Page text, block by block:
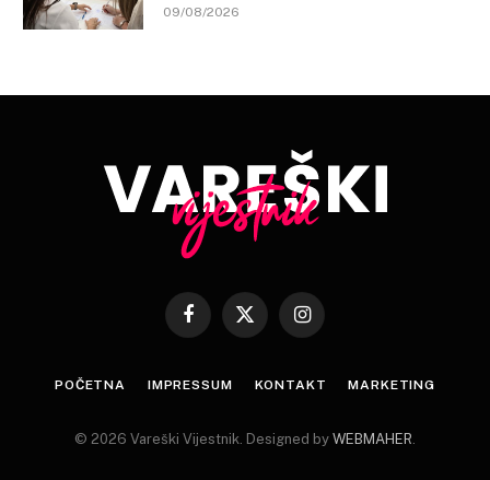
09/08/2026
Facebook
X
Instagram
POČETNA IMPRESSUM KONTAKT MARKETING
© 2026 Vareški Vijestnik. Designed by WEBMAHER